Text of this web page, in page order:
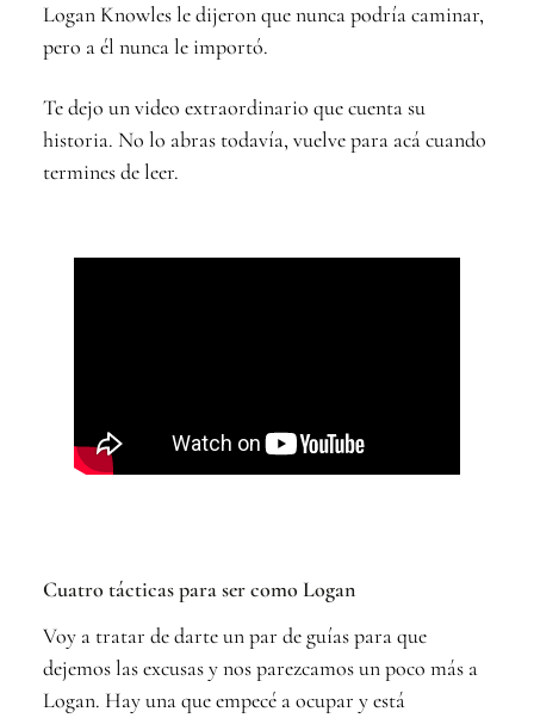
Logan Knowles le dijeron que nunca podría caminar,
pero a él nunca le importó.
Te dejo un video extraordinario que cuenta su
historia. No lo abras todavía, vuelve para acá cuando
termines de leer.
Cuatro tácticas para ser como Logan
Voy a tratar de darte un par de guías para que
dejemos las excusas y nos parezcamos un poco más a
Logan. Hay una que empecé a ocupar y está